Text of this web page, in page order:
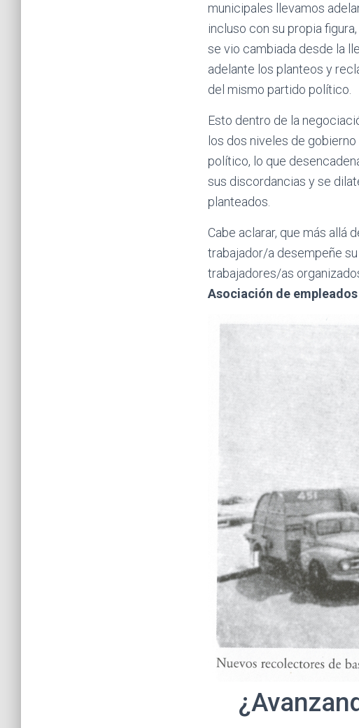
municipales llevamos
incluso con su propia
se vio cambiada desde la
adelante los planteos y
del mismo partido político.
Esto dentro de la
los dos niveles de
político, lo que
sus discordancias y se
planteados.
Cabe aclarar, que más allá
trabajador/a desempeñe
trabajadores/as
Asociación de